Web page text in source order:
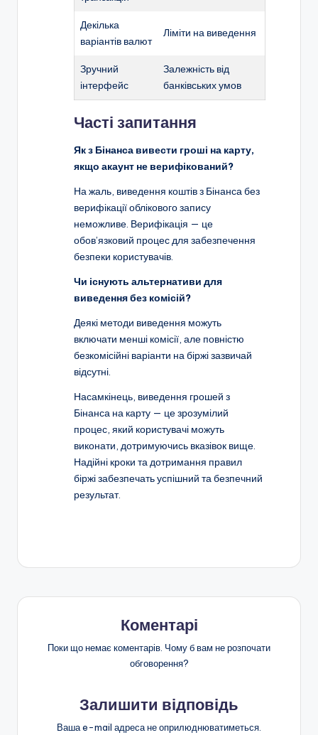
Декілька
варіантів валют
Ліміти на виведення
Зручний
інтерфейс
Залежність від
банківських умов
Часті запитання
Як з Бінанса вивести гроші на карту,
якщо акаунт не верифікований?
На жаль, виведення коштів з Бінанса без
верифікації облікового запису
неможливе. Верифікація — це
обов’язковий процес для забезпечення
безпеки користувачів.
Чи існують альтернативи для
виведення без комісій?
Деякі методи виведення можуть
включати менші комісії, але повністю
безкомісійні варіанти на біржі зазвичай
відсутні.
Насамкінець, виведення грошей з
Бінанса на карту — це зрозумілий
процес, який користувачі можуть
виконати, дотримуючись вказівок вище.
Надійні кроки та дотримання правил
біржі забезпечать успішний та безпечний
результат.
Коментарі
Поки що немає коментарів. Чому б вам не розпочати
обговорення?
Залишити відповідь
Ваша e-mail адреса не оприлюднюватиметься.